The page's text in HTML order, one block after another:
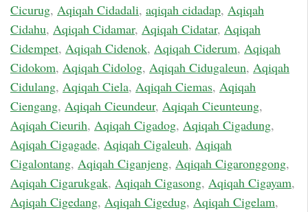
Cicurug, Aqiqah Cidadali, aqiqah cidadap, Aqiqah
Cidahu, Aqiqah Cidamar, Aqiqah Cidatar, Aqiqah
Cidempet, Aqiqah Cidenok, Aqiqah Ciderum, Aqiqah
Cidokom, Aqiqah Cidolog, Aqiqah Cidugaleun, Aqiqah
Cidulang, Aqiqah Ciela, Aqiqah Ciemas, Aqiqah
Ciengang, Aqiqah Cieundeur, Aqiqah Cieunteung,
Aqiqah Cieurih, Aqiqah Cigadog, Aqiqah Cigadung,
Aqiqah Cigagade, Aqiqah Cigaleuh, Aqiqah
Cigalontang, Aqiqah Ciganjeng, Aqiqah Cigaronggong,
Aqiqah Cigarukgak, Aqiqah Cigasong, Aqiqah Cigayam,
Aqiqah Cigedang, Aqiqah Cigedug, Aqiqah Cigelam,